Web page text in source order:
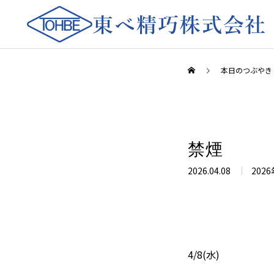
本日のつぶやき
禁煙
2026.04.08 2026
4/8(水)